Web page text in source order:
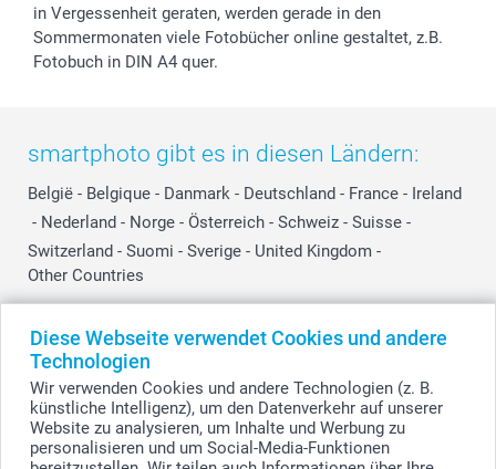
Diese Webseite verwendet Cookies und andere
Technologien
Wir verwenden Cookies und andere Technologien (z. B.
künstliche Intelligenz), um den Datenverkehr auf unserer
Website zu analysieren, um Inhalte und Werbung zu
personalisieren und um Social-Media-Funktionen
in Vergessenheit geraten, werden gerade in den
Sommermonaten viele Fotobücher online gestaltet, z.B.
Fotobuch in DIN A4 quer.
smartphoto gibt es in diesen Ländern:
België - Belgique - Danmark - Deutschland - France - Ireland
- Nederland - Norge - Österreich - Schweiz - Suisse -
Switzerland - Suomi - Sverige - United Kingdom -
Other Countries
© smartphoto Group. Alle Rechte vorbehalten.
Alle Preise verstehen sich in Schweizer Franken (CHF) inkl. MwSt. und zzgl.